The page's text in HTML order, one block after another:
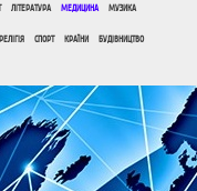
ЛІТЕРАТУРА МЕДИЦИНА МУЗИКА
РЕЛІГІЯ СПОРТ КРАЇНИ БУДІВНИЦТВО